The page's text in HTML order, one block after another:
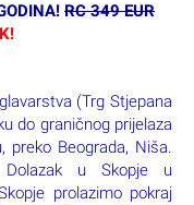
RC 349 EUR
(Trg Stjepana
do graničnog prijelaza
preko Beograda, Niša.
u Skopje u
prolazimo pokraj